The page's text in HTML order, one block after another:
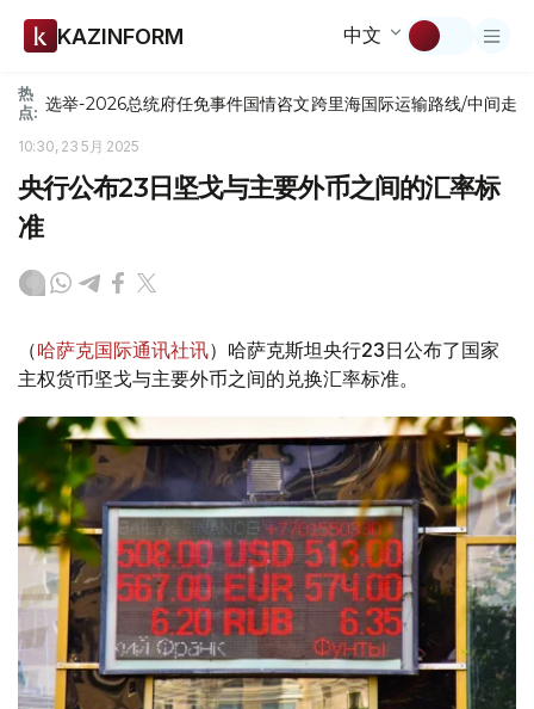
KAZINFORM 中文
热
点: 选举-2026总统府任免事件国情咨文跨里海国际运输路线/中间走廊
10:30, 23 5月 2025
央行公布23日坚戈与主要外币之间的汇率标
准
（哈萨克国际通讯社讯）哈萨克斯坦央行23日公布了国家
主权货币坚戈与主要外币之间的兑换汇率标准。